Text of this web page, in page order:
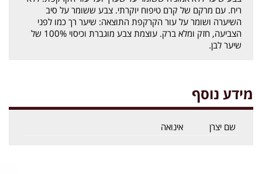
ריח. עם מרקם של קרם טיפוח יוקרתי. צבע ששומר על סיב
השיערה ושומר על עור הקרקפת התוצאה: שיער רך כמו לפני
הצביעה, חזק ומלא ברק. עוצמת צבע מוגברת וכיסוי 100% של
שיער לבן.
מידע נוסף
שם יצרן אינואה